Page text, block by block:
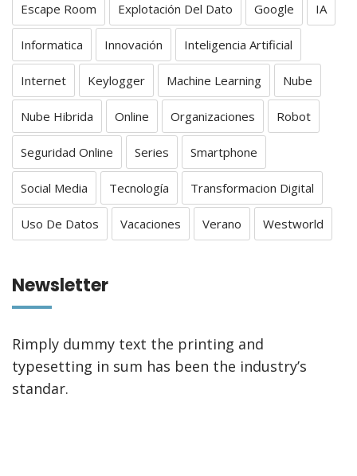
Escape Room Explotación Del Dato Google IA
Informatica Innovación Inteligencia Artificial
Internet Keylogger Machine Learning Nube
Nube Hibrida Online Organizaciones Robot
Seguridad Online Series Smartphone
Social Media Tecnología Transformacion Digital
Uso De Datos Vacaciones Verano Westworld
Newsletter
Rimply dummy text the printing and
typesetting in sum has been the industry’s
standar.